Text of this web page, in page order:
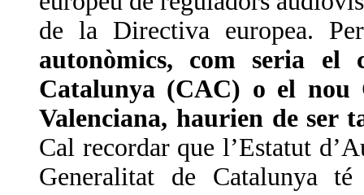
de la Directiva europea.
autonòmics, com seria el
Catalunya (CAC) o el nou
Valenciana, haurien de ser
Cal recordar que l’Estatut
Generalitat de Catalunya